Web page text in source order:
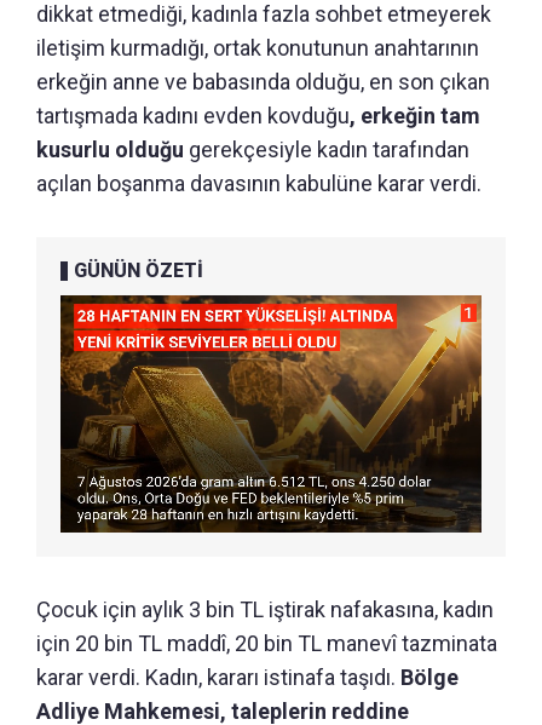
dikkat etmediği, kadınla fazla sohbet etmeyerek
iletişim kurmadığı, ortak konutunun anahtarının
erkeğin anne ve babasında olduğu, en son çıkan
tartışmada kadını evden kovduğu, erkeğin tam
kusurlu olduğu gerekçesiyle kadın tarafından
açılan boşanma davasının kabulüne karar verdi.
GÜNÜN ÖZETİ
Çocuk için aylık 3 bin TL iştirak nafakasına, kadın
için 20 bin TL maddî, 20 bin TL manevî tazminata
karar verdi. Kadın, kararı istinafa taşıdı. Bölge
Adliye Mahkemesi, taleplerin reddine